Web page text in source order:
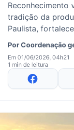
Reconhecimento
tradição da
Paulista,
PorCoordenação
Em 01/06/2026, 04h21
1 min de leitura